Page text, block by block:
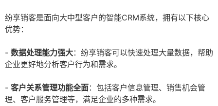
纷享销客是面向大中型客户的智能CRM系统，拥有以下核心
优势：
- 数据处理能力强大：纷享销客可以快速处理大量数据，帮助
企业更好地分析客户行为和需求。
- 客户关系管理功能全面：包括客户信息管理、销售机会管
理、客户服务管理等，满足企业的多种需求。